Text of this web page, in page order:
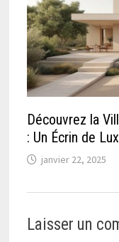
Découvrez la
: Un Écrin de
janvier 22, 2025
Laisser un